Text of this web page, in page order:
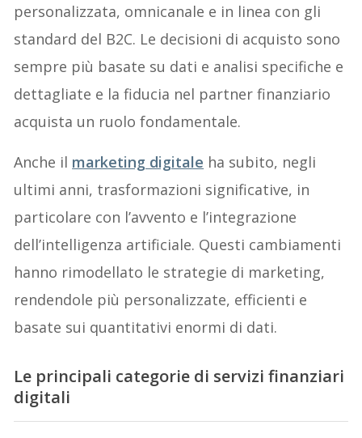
personalizzata, omnicanale e in linea con gli
standard del B2C. Le decisioni di acquisto sono
sempre più basate su dati e analisi specifiche e
dettagliate e la fiducia nel partner finanziario
acquista un ruolo fondamentale.
Anche il marketing digitale ha subito, negli
ultimi anni, trasformazioni significative, in
particolare con l’avvento e l’integrazione
dell’intelligenza artificiale. Questi cambiamenti
hanno rimodellato le strategie di marketing,
rendendole più personalizzate, efficienti e
basate sui quantitativi enormi di dati.
Le principali categorie di servizi finanziari
digitali